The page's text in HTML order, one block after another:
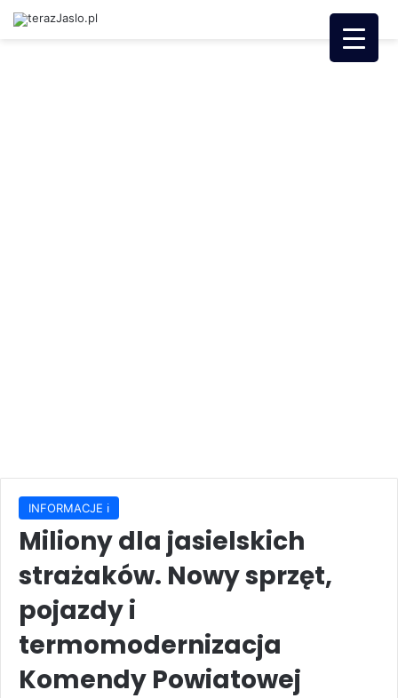
INFORMACJE ℹ️
Miliony dla jasielskich
strażaków. Nowy sprzęt,
pojazdy i
termomodernizacja
Komendy Powiatowej